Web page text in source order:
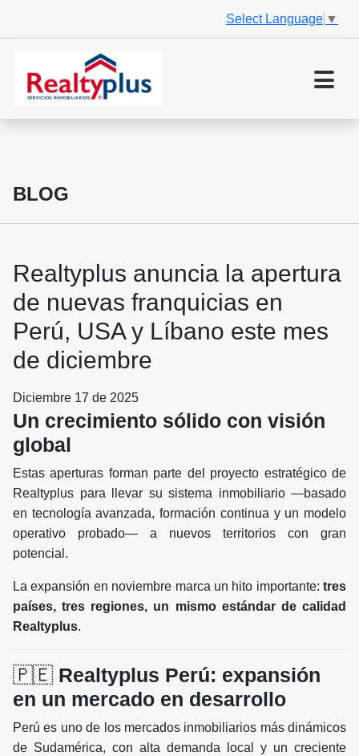
Select Language ▼
BLOG
Realtyplus anuncia la apertura
de nuevas franquicias en
Perú, USA y Líbano este mes
de diciembre
Diciembre 17 de 2025
Un crecimiento sólido con visión
global
Estas aperturas forman parte del proyecto estratégico de
Realtyplus para llevar su sistema inmobiliario —basado
en tecnología avanzada, formación continua y un modelo
operativo probado— a nuevos territorios con gran
potencial.
La expansión en noviembre marca un hito importante: tres
países, tres regiones, un mismo estándar de calidad
Realtyplus.
🇵🇪 Realtyplus Perú: expansión
en un mercado en desarrollo
Perú es uno de los mercados inmobiliarios más dinámicos
de Sudamérica, con alta demanda local y un creciente